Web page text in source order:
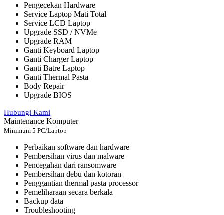
Pengecekan Hardware
Service Laptop Mati Total
Service LCD Laptop
Upgrade SSD / NVMe
Upgrade RAM
Ganti Keyboard Laptop
Ganti Charger Laptop
Ganti Batre Laptop
Ganti Thermal Pasta
Body Repair
Upgrade BIOS
Hubungi Kami
Maintenance Komputer
Minimum 5 PC/Laptop
Perbaikan software dan hardware
Pembersihan virus dan malware
Pencegahan dari ransomware
Pembersihan debu dan kotoran
Penggantian thermal pasta processor
Pemeliharaan secara berkala
Backup data
Troubleshooting